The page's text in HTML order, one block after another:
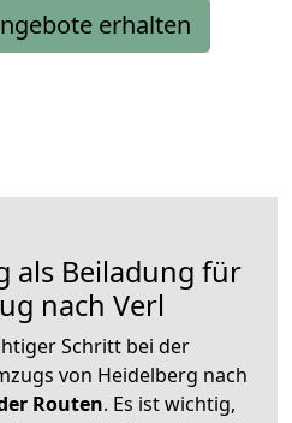
erhalten
als Beiladung für
nach Verl
Schritt bei der
von Heidelberg nach
Routen. Es ist wichtig,